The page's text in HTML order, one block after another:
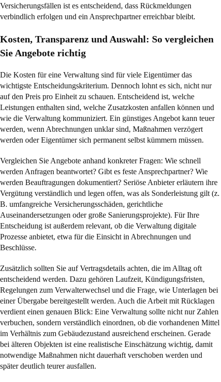
Versicherungsfällen ist es entscheidend, dass Rückmeldungen
verbindlich erfolgen und ein Ansprechpartner erreichbar bleibt.
Kosten, Transparenz und Auswahl: So vergleichen
Sie Angebote richtig
Die Kosten für eine Verwaltung sind für viele Eigentümer das
wichtigste Entscheidungskriterium. Dennoch lohnt es sich, nicht nur
auf den Preis pro Einheit zu schauen. Entscheidend ist, welche
Leistungen enthalten sind, welche Zusatzkosten anfallen können und
wie die Verwaltung kommuniziert. Ein günstiges Angebot kann teuer
werden, wenn Abrechnungen unklar sind, Maßnahmen verzögert
werden oder Eigentümer sich permanent selbst kümmern müssen.
Vergleichen Sie Angebote anhand konkreter Fragen: Wie schnell
werden Anfragen beantwortet? Gibt es feste Ansprechpartner? Wie
werden Beauftragungen dokumentiert? Seriöse Anbieter erläutern ihre
Vergütung verständlich und legen offen, was als Sonderleistung gilt (z.
B. umfangreiche Versicherungsschäden, gerichtliche
Auseinandersetzungen oder große Sanierungsprojekte). Für Ihre
Entscheidung ist außerdem relevant, ob die Verwaltung digitale
Prozesse anbietet, etwa für die Einsicht in Abrechnungen und
Beschlüsse.
Zusätzlich sollten Sie auf Vertragsdetails achten, die im Alltag oft
entscheidend werden. Dazu gehören Laufzeit, Kündigungsfristen,
Regelungen zum Verwalterwechsel und die Frage, wie Unterlagen bei
einer Übergabe bereitgestellt werden. Auch die Arbeit mit Rücklagen
verdient einen genauen Blick: Eine Verwaltung sollte nicht nur Zahlen
verbuchen, sondern verständlich einordnen, ob die vorhandenen Mittel
im Verhältnis zum Gebäudezustand ausreichend erscheinen. Gerade
bei älteren Objekten ist eine realistische Einschätzung wichtig, damit
notwendige Maßnahmen nicht dauerhaft verschoben werden und
später deutlich teurer ausfallen.